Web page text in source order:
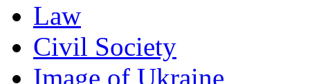
Law
Civil Society
Image of Ukraine